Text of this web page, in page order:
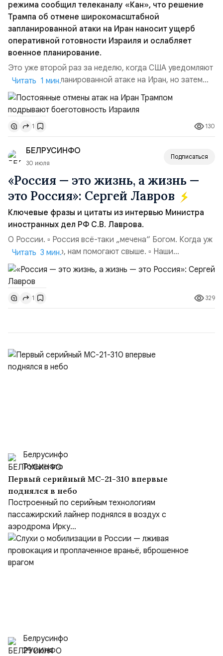
режима сообщил телеканалу «Кан», что решение
Трампа об отмене широкомасштабной
запланированной атаки на Иран наносит ущерб
оперативной готовности Израиля и ослабляет
военное планирование.
Это уже второй раз за неделю, когда США уведомляют
Израиль о запланированной атаке на Иран, но затем
отменяют её в последний момент без каких-либо
объяснений.По данным этого СМИ, тысячи
военнослужащих армии Израиля неделями готовились
к возможной эскалации региональной напряжённости с
Ираном. Напомним:Реакция официального
представителя МИД Ира...
Читать 1 мин.
1 130
БЕЛРУСИНФО
30 июля
Подписаться
«Россия — это жизнь, а жизнь —
это Россия»: Сергей Лавров
Ключевые фразы и цитаты из интервью Министра
иностранных дел РФ С.В. Лаврова.
О России. ▫️ Россия всё-таки „мечена“ Богом. Когда уж
совсем тяжело, нам помогают свыше. ▫️ Наши
национальные интересы на внешней арене — в том,
чтобы мы были самостоятельной державой,
самостоятельной цивилизацией. Чтобы наши границы
были надёжно обеспечены. ▫️ Россия не сердится,
Россия сосредотачивается (цитата А. М. Горчакова...
Читать 3 мин.
1 329
Белрусинфо
Только что
Первый серийный МС-21-310 впервые
поднялся в небо
Построенный по серийным технологиям
пассажирский лайнер поднялся в воздух с
аэродрома Ирку...
Белрусинфо
29 июля